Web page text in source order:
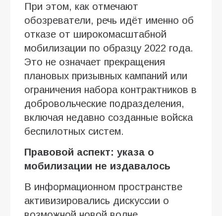
При этом, как отмечают
обозреватели, речь идёт именно об
отказе от широкомасштабной
мобилизации по образцу 2022 года.
Это не означает прекращения
плановых призывных кампаний или
ограничения набора контрактников в
добровольческие подразделения,
включая недавно созданные войска
беспилотных систем.
Правовой аспект: указа о
мобилизации не издавалось
В информационном пространстве
активизировались дискуссии о